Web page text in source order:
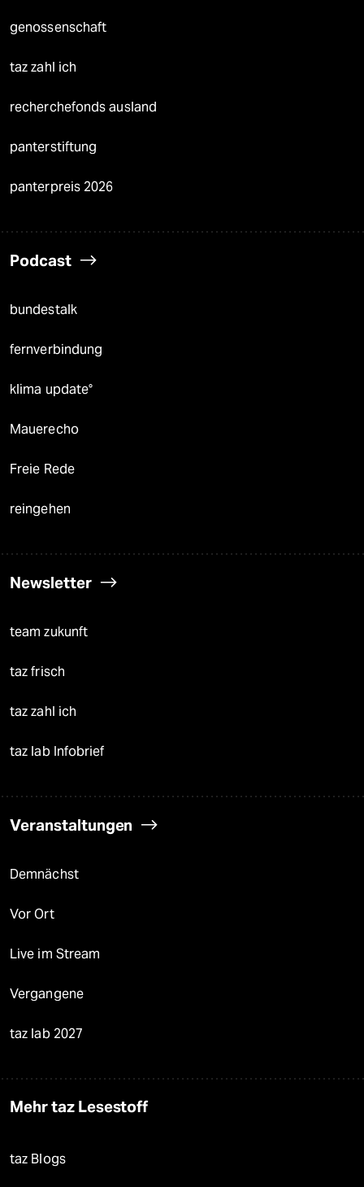
genossenschaft
taz zahl ich
recherchefonds ausland
panterstiftung
panterpreis 2026
Podcast
bundestalk
fernverbindung
klima update°
Mauerecho
Freie Rede
reingehen
Newsletter
team zukunft
taz frisch
taz zahl ich
taz lab Infobrief
Veranstaltungen
Demnächst
Vor Ort
Live im Stream
Vergangene
taz lab 2027
Mehr taz Lesestoff
taz Blogs